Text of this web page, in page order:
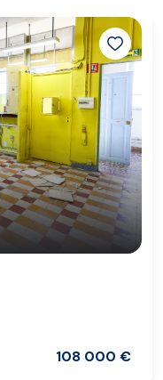
108 000 €